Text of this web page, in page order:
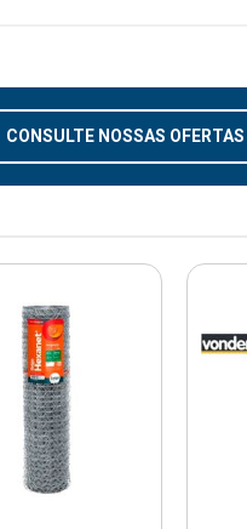
CONSULTE NOSSAS OFERTAS